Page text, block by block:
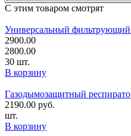
С этим товаром смотрят
Универсальный
2900.00
2800.00
30 шт.
В корзину
Газодымозащитный
2190.00 руб.
шт.
В корзину